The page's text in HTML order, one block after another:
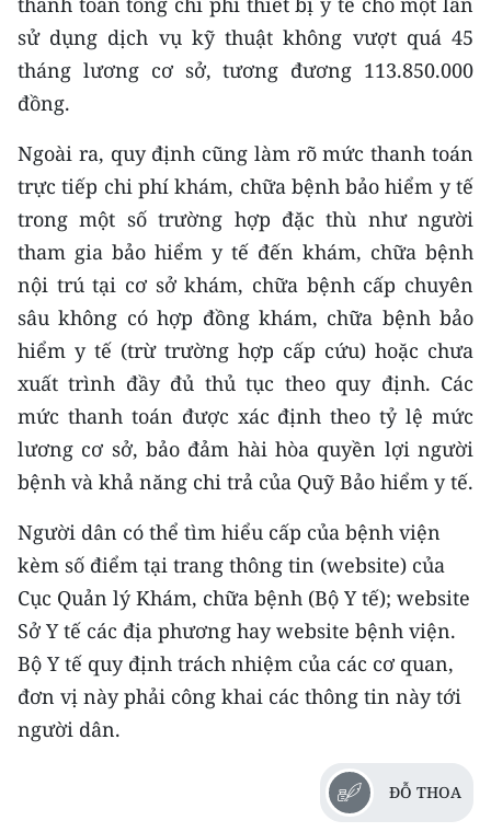
sử dụng dịch vụ kỹ thuật không vượt quá 45
tháng lương cơ sở, tương đương 113.850.000
đồng.
Ngoài ra, quy định cũng làm rõ mức thanh toán
trực tiếp chi phí khám, chữa bệnh bảo hiểm y tế
trong một số trường hợp đặc thù như người
tham gia bảo hiểm y tế đến khám, chữa bệnh
nội trú tại cơ sở khám, chữa bệnh cấp chuyên
sâu không có hợp đồng khám, chữa bệnh bảo
hiểm y tế (trừ trường hợp cấp cứu) hoặc chưa
xuất trình đầy đủ thủ tục theo quy định. Các
mức thanh toán được xác định theo tỷ lệ mức
lương cơ sở, bảo đảm hài hòa quyền lợi người
bệnh và khả năng chi trả của Quỹ Bảo hiểm y tế.
Người dân có thể tìm hiểu cấp của bệnh viện
kèm số điểm tại trang thông tin (website) của
Cục Quản lý Khám, chữa bệnh (Bộ Y tế); website
Sở Y tế các địa phương hay website bệnh viện.
Bộ Y tế quy định trách nhiệm của các cơ quan,
đơn vị này phải công khai các thông tin này tới
người dân.
ĐỖ THOA